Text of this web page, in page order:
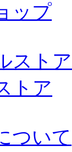
ップ
スト
トア
ついて